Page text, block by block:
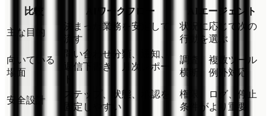
比較 AIワークフロー AIエージェント
主な目的
決まった業務を安定して
流す
状況に応じて次の
行動を選ぶ
向いている
場面
問い合わせ分類、通知、
返信下書き、月次レポー
調査、複数ツール
横断、例外対応
安全設計
ステップ、状態、承認を
固定しやすい
権限、ログ、停止
条件がより重要